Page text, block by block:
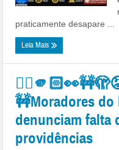
praticamente desapare ...
Leia Mais
🚧Moradores do
denunciam falta
providências